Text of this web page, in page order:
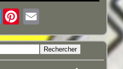
Twitter